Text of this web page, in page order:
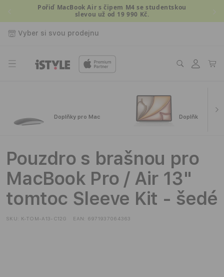
Přejít kPořiď MacBook Air s čipem M4 se studentskou
slevou už od 19 990 Kč.
Vyber si svou prodejnu
Přihlásit
se
Košík
Doplňky pro Mac Doplňky pro
Pouzdro s brašnou pro
MacBook Pro / Air 13"
tomtoc Sleeve Kit - šedé
SKU: K-TOM-A13-C12G EAN: 6971937064363